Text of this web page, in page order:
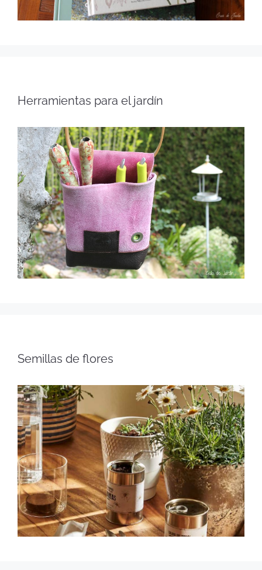
Herramientas para el jardín
Semillas de flores